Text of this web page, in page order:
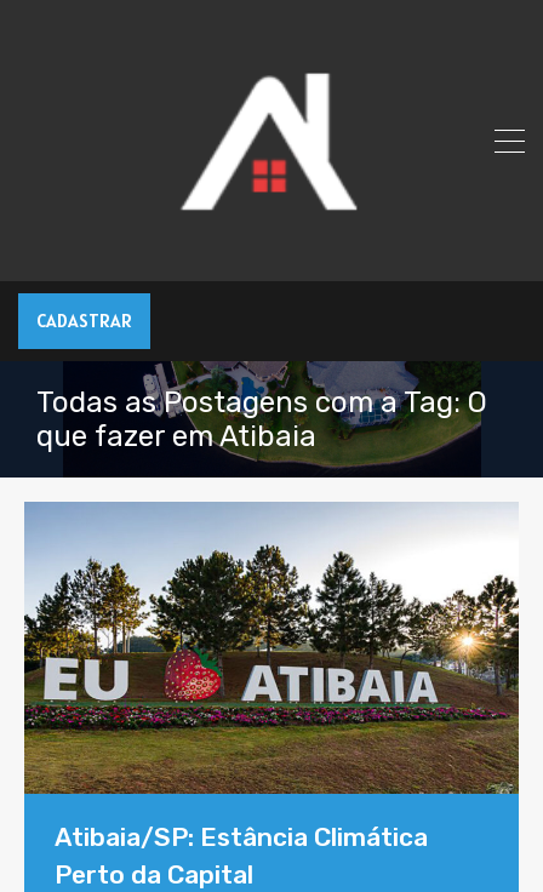
CADASTRAR
Todas as Postagens com a Tag: O
que fazer em Atibaia
Atibaia/SP: Estância Climática
Perto da Capital